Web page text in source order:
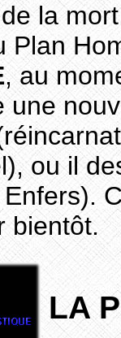
la
Plan
, au
une
ou il
bientôt.
LA